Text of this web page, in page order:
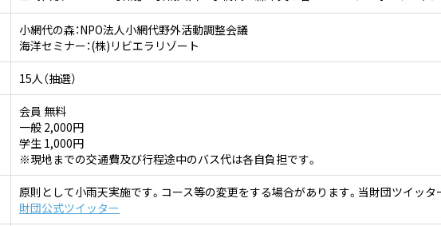
小網代の森：NPO法人小網代野外活動調整会議
海洋セミナー：(株)リビエラリゾート
15人（抽選）
会員 無料
一般 2,000円
学生 1,000円
※現地までの交通費及び行程途中のバス代は各自負担です。
原則として小雨天実施です。コース等の変更をする場合があります。当財団ツイッタ
財団公式ツイッター